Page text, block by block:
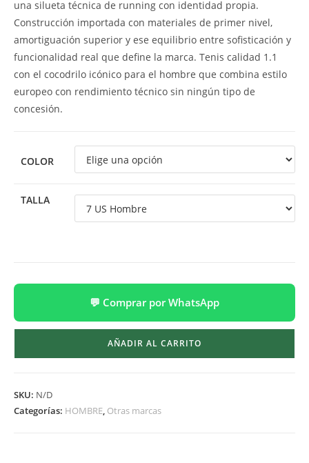
una silueta técnica de running con identidad propia.
Construcción importada con materiales de primer nivel,
amortiguación superior y ese equilibrio entre sofisticación y
funcionalidad real que define la marca. Tenis calidad 1.1
con el cocodrilo icónico para el hombre que combina estilo
europeo con rendimiento técnico sin ningún tipo de
concesión.
COLOR
TALLA
💬 Comprar por WhatsApp
AÑADIR AL CARRITO
SKU: N/D
Categorías: HOMBRE, Otras marcas